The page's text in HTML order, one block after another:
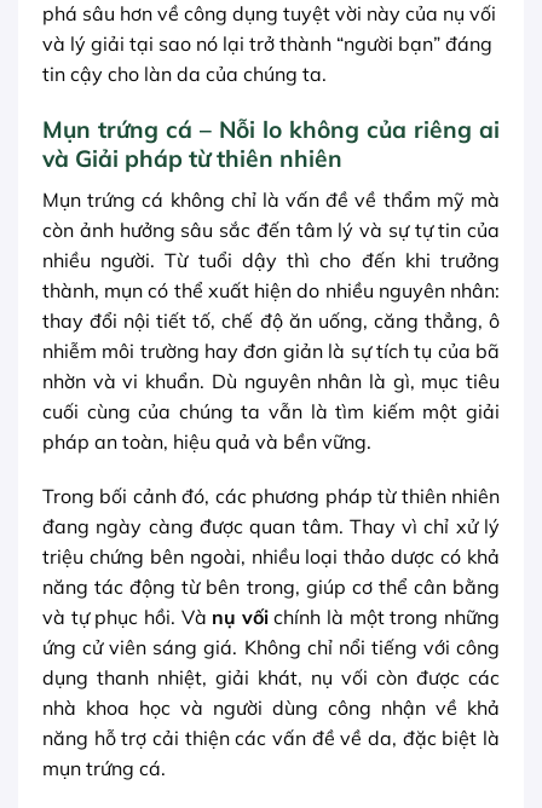
phá sâu hơn về công dụng tuyệt vời này của nụ vối
và lý giải tại sao nó lại trở thành “người bạn” đáng
tin cậy cho làn da của chúng ta.
Mụn trứng cá – Nỗi lo không của riêng ai
và Giải pháp từ thiên nhiên
Mụn trứng cá không chỉ là vấn đề về thẩm mỹ mà
còn ảnh hưởng sâu sắc đến tâm lý và sự tự tin của
nhiều người. Từ tuổi dậy thì cho đến khi trưởng
thành, mụn có thể xuất hiện do nhiều nguyên nhân:
thay đổi nội tiết tố, chế độ ăn uống, căng thẳng, ô
nhiễm môi trường hay đơn giản là sự tích tụ của bã
nhờn và vi khuẩn. Dù nguyên nhân là gì, mục tiêu
cuối cùng của chúng ta vẫn là tìm kiếm một giải
pháp an toàn, hiệu quả và bền vững.
Trong bối cảnh đó, các phương pháp từ thiên nhiên
đang ngày càng được quan tâm. Thay vì chỉ xử lý
triệu chứng bên ngoài, nhiều loại thảo dược có khả
năng tác động từ bên trong, giúp cơ thể cân bằng
và tự phục hồi. Và nụ vốichính là một trong những
ứng cử viên sáng giá. Không chỉ nổi tiếng với công
dụng thanh nhiệt, giải khát, nụ vối còn được các
nhà khoa học và người dùng công nhận về khả
năng hỗ trợ cải thiện các vấn đề về da, đặc biệt là
mụn trứng cá.